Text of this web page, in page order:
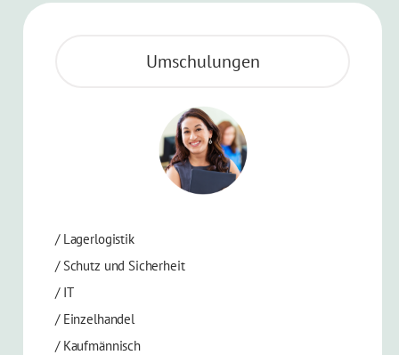
Umschulungen
/ Lagerlogistik
/Schutz und Sicherheit
/ IT
/ Einzelhandel
/ Kaufmännisch